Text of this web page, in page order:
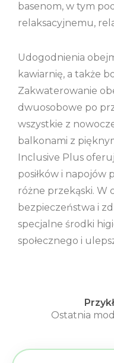
basenom, w tym
relaksacyjnemu,
Udogodnienia
kawiarnię, a także
Zakwaterowanie
dwuosobowe po
wszystkie z
balkonami z
Inclusive Plus
posiłków i napojów
różne przekąski. W
bezpieczeństwa i
specjalne środki
społecznego i
Ostatnia